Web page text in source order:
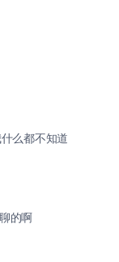
么都不知道
的啊